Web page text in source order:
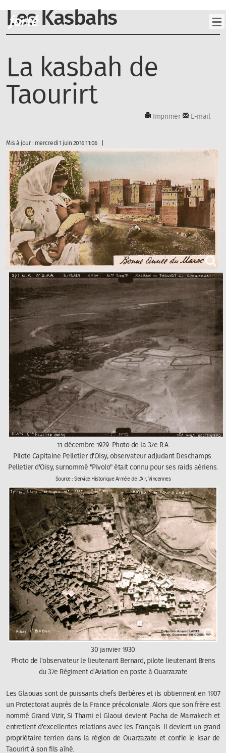
Les Kasbahs
La kasbah de
Taourirt Imprimer E-mail
Mis à jour : mercredi 1 juin 2016 11:06
11 décembre 1929. Photo de la 37e R.A.
Pilote Capitaine Pelletier d'Oisy, observateur adjudant Deschamps
Pelletier d'Oisy, surnommé "Pivolo" était connu pour ses raids aériens.
Source : Service Historique Armée de l'Air, Vincennes
30 janvier 1930
Photo de l'observateur le lieutenant Bernard, pilote lieutenant Brens
du 37e Régiment d'Aviation en poste à Ouarzazate
Les Glaouas sont de puissants chefs Berbères et ils obtiennent en 1907
un Protectorat auprès de la France précoloniale. Alors que son frère est
nommé Grand Vizir, Si Thami el Glaoui devient Pacha de Marrakech et
entretient d'excellentes relations avec les Français. Il devient un grand
propriétaire terrien dans la région de Ouarzazate et confie le ksar de
Taourirt à son fils aîné.